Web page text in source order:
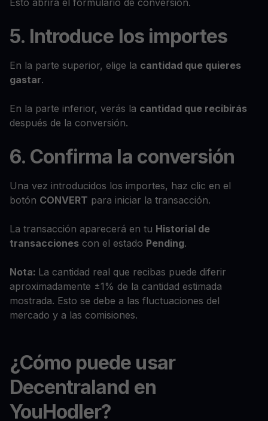
Esto abrirá el formulario de conversión.
5. Introduce los importes
En la parte superior, elige la cantidad que quieres
gastar.
En la parte inferior, verás la cantidad que recibirás
después de la conversión.
6. Confirma la conversión
Una vez introducidos los importes, haz clic en el
botón CONVERT para iniciar la transacción.
La transacción aparecerá en tu Historial de
transacciones con el estado Pending.
Nota: La cantidad real que recibas puede diferir
aproximadamente ±1% de la cantidad estimada
mostrada. Esto se debe a las fluctuaciones del
mercado y a las comisiones.
¿Cómo puede usar
Decentraland en
YouHodler?